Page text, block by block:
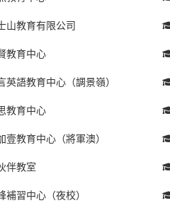
山教育有限公司
教育中心
英語教育中心（調景嶺）
教育中心
壹教育中心（將軍澳）
伴教室
補習中心（夜校）